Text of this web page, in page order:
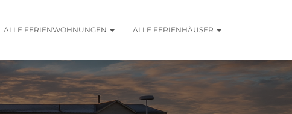
ALLE FERIENWOHNUNGEN ALLE FERIENHÄUSER